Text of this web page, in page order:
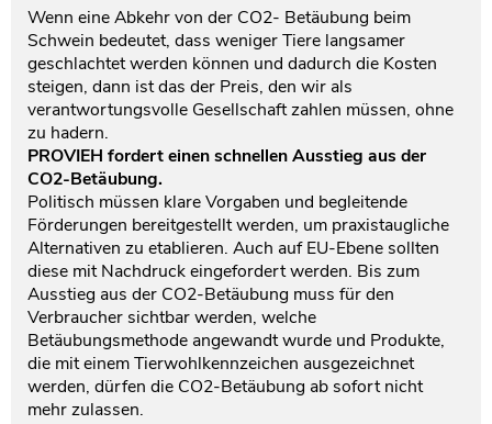
Wenn eine Abkehr von der CO2- Betäubung beim
Schwein bedeutet, dass weniger Tiere langsamer
geschlachtet werden können und dadurch die Kosten
steigen, dann ist das der Preis, den wir als
verantwortungsvolle Gesellschaft zahlen müssen, ohne
zu hadern.
PROVIEH fordert einen schnellen Ausstieg aus der
CO2-Betäubung.
Politisch müssen klare Vorgaben und begleitende
Förderungen bereitgestellt werden, um praxistaugliche
Alternativen zu etablieren. Auch auf EU-Ebene sollten
diese mit Nachdruck eingefordert werden. Bis zum
Ausstieg aus der CO2-Betäubung muss für den
Verbraucher sichtbar werden, welche
Betäubungsmethode angewandt wurde und Produkte,
die mit einem Tierwohlkennzeichen ausgezeichnet
werden, dürfen die CO2-Betäubung ab sofort nicht
mehr zulassen.